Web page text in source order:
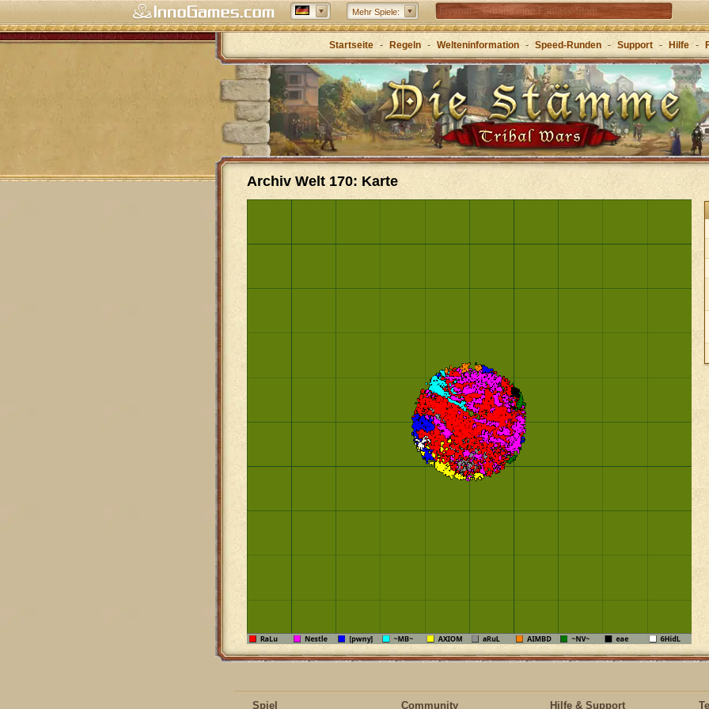
Mehr Spiele: Elvenar – Erbaue eine Fantasy-Stadt
Forge of Empires – Mit Strategie durch die Zeitalter
Grepolis – Erbaue dein Reich im antiken
Griechenland
Startseite - Regeln - Welteninformation - Speed-Runden - Support - Hilfe -
Archiv Welt 170: Karte
Spiel Community Hilfe & Support